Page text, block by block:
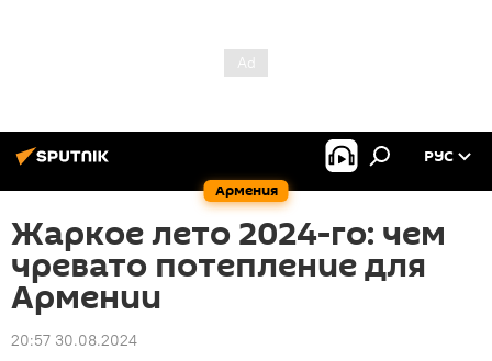
Армения
РУС
Жаркое лето 2024-го: чем
чревато потепление для
Армении
20:57 30.08.2024